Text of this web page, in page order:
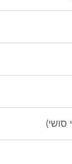
סושי)